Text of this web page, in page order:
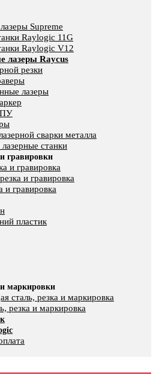
Supreme
Raylogic 11G
Raylogic V12
лазеры Raycus
резки
лазеры
сварки металла
станки
гравировки
и гравировка
и гравировка
и гравировка
пластик
маркировки
сталь, резка и маркировка
резка и маркировка